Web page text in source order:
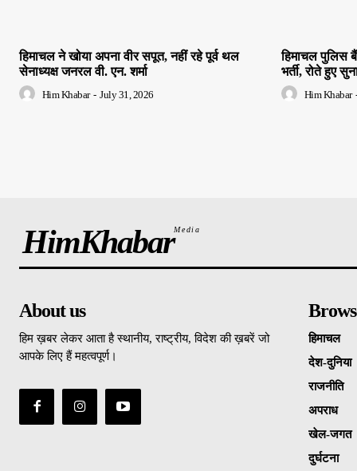
हिमाचल ने खोया अपना वीर सपूत, नहीं रहे पूर्व थल
सेनाध्यक्ष जनरल वी. एन. शर्मा
Him Khabar - July 31, 2026
हिमाचल पुलिस
भर्ती, रोते हुए
Him Khabar
HimKhabarMedia
About us
हिम ख़बर लेकर आता है स्थानीय, राष्ट्रीय, विदेश की ख़बरें जो
आपके लिए हैं महत्वपूर्ण।
हिमाचल
देश-दुनिया
राजनीति
अपराध
खेल-जगत
दुर्घटना